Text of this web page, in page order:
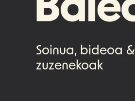
Soinua, bideoa &
zuzenekoak